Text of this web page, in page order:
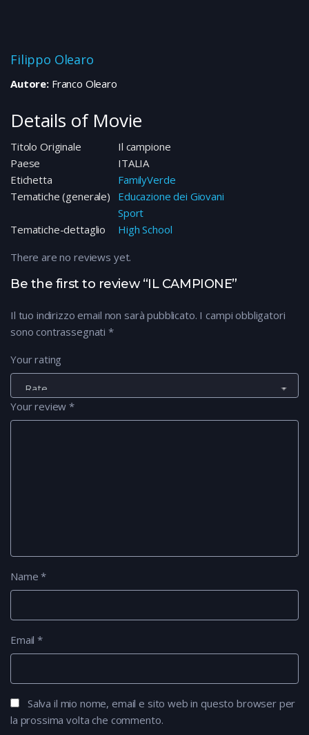
Filippo Olearo
Autore:Franco Olearo
Details of Movie
Titolo Originale
Il campione
Paese
ITALIA
Etichetta
FamilyVerde
Tematiche (generale)
Educazione dei Giovani
Sport
Tematiche-dettaglio
High School
Be the first to review “IL CAMPIONE”
Il tuo indirizzo email non sarà pubblicato. I campi obbligatori
sono contrassegnati *
Your rating
Your review*
Name*
Email*
Salva il mio nome, email e sito web in questo browser per
la prossima volta che commento.
There are no reviews yet.